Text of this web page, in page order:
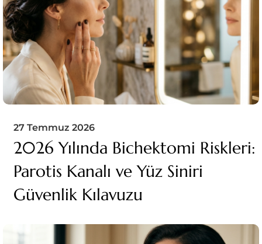
27 Temmuz 2026
2026 Yılında Bichektomi Riskleri:
Parotis Kanalı ve Yüz Siniri
Güvenlik Kılavuzu